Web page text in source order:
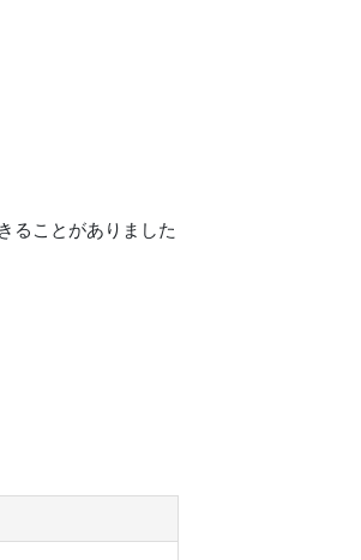
ることがありました